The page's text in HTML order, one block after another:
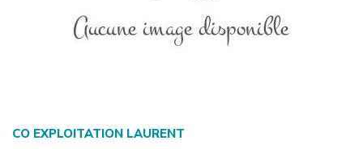
CO EXPLOITATION LAURENT